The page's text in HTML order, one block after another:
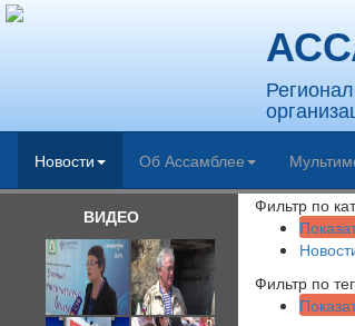
Новости Об Ассамблее
ВИДЕО
Фильтр по
Фильтр по